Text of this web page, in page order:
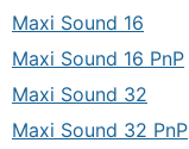
Maxi Sound 16
Maxi Sound 16 PnP
Maxi Sound 32
Maxi Sound 32 PnP